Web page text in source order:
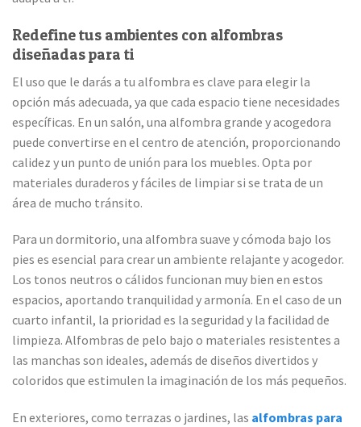
Redefine tus ambientes con alfombras
diseñadas para ti
El uso que le darás a tu alfombra es clave para elegir la
opción más adecuada, ya que cada espacio tiene necesidades
específicas. En un salón, una alfombra grande y acogedora
puede convertirse en el centro de atención, proporcionando
calidez y un punto de unión para los muebles. Opta por
materiales duraderos y fáciles de limpiar si se trata de un
área de mucho tránsito.
Para un dormitorio, una alfombra suave y cómoda bajo los
pies es esencial para crear un ambiente relajante y acogedor.
Los tonos neutros o cálidos funcionan muy bien en estos
espacios, aportando tranquilidad y armonía. En el caso de un
cuarto infantil, la prioridad es la seguridad y la facilidad de
limpieza. Alfombras de pelo bajo o materiales resistentes a
las manchas son ideales, además de diseños divertidos y
coloridos que estimulen la imaginación de los más pequeños.
En exteriores, como terrazas o jardines, las alfombras para